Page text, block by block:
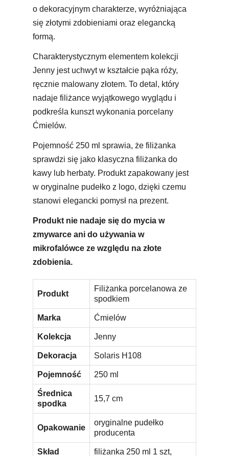
o dekoracyjnym charakterze, wyróżniająca
się złotymi zdobieniami oraz elegancką
formą.
Charakterystycznym elementem kolekcji
Jenny jest uchwyt w kształcie pąka róży,
ręcznie malowany złotem. To detal, który
nadaje filiżance wyjątkowego wyglądu i
podkreśla kunszt wykonania porcelany
Ćmielów.
Pojemność 250 ml sprawia, że filiżanka
sprawdzi się jako klasyczna filiżanka do
kawy lub herbaty. Produkt zapakowany jest
w oryginalne pudełko z logo, dzięki czemu
stanowi elegancki pomysł na prezent.
Produkt nie nadaje się do mycia w
zmywarce ani do używania w
mikrofalówce ze względu na złote
zdobienia.
Produkt
Filiżanka porcelanowa ze
spodkiem
Marka Ćmielów
Kolekcja Jenny
Dekoracja Solaris H108
Pojemność 250 ml
Średnica
spodka
15,7 cm
Opakowanie
oryginalne pudełko
producenta
Skład filiżanka 250 ml 1 szt,